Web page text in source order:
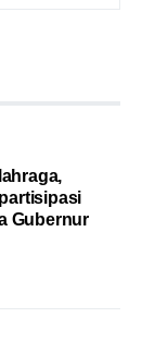
Gubernur